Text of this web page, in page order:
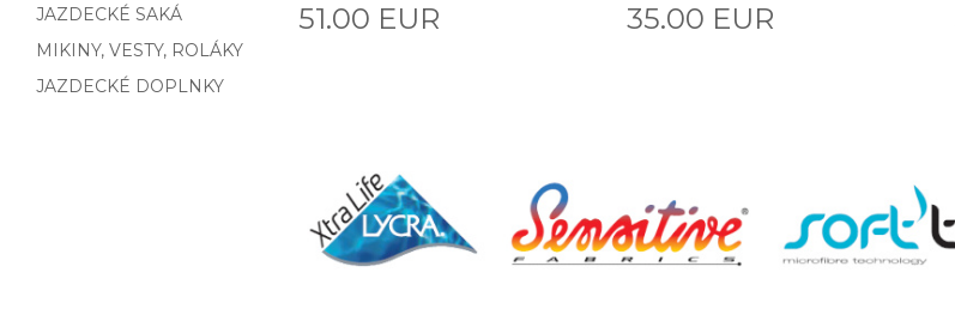
JAZDECKÉ SAKÁ
MIKINY, VESTY, ROLÁKY
JAZDECKÉ DOPLNKY
51.00 EUR 35.00 EUR